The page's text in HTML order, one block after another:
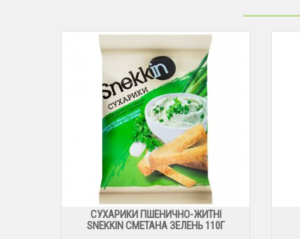
СУХАРИКИ ПШЕНИЧНО-ЖИТНІ
SNEKKIN СМЕТАНА ЗЕЛЕНЬ 110Г